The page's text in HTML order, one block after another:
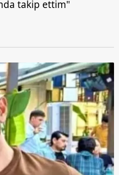
takip ettim"